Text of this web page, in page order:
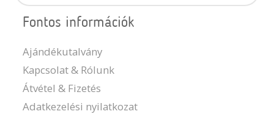
Fontos információk
Ajándékutalvány
Kapcsolat & Rólunk
Átvétel & Fizetés
Adatkezelési nyilatkozat